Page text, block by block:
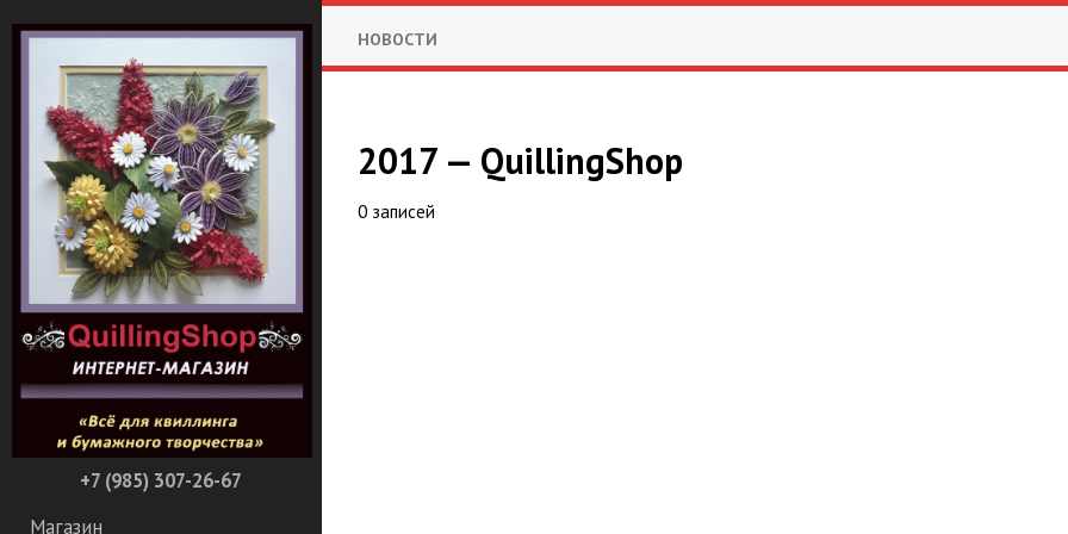
+7 (985) 307-26-67
Магазин
НОВОСТИ
2017 — QuillingShop
0 записей